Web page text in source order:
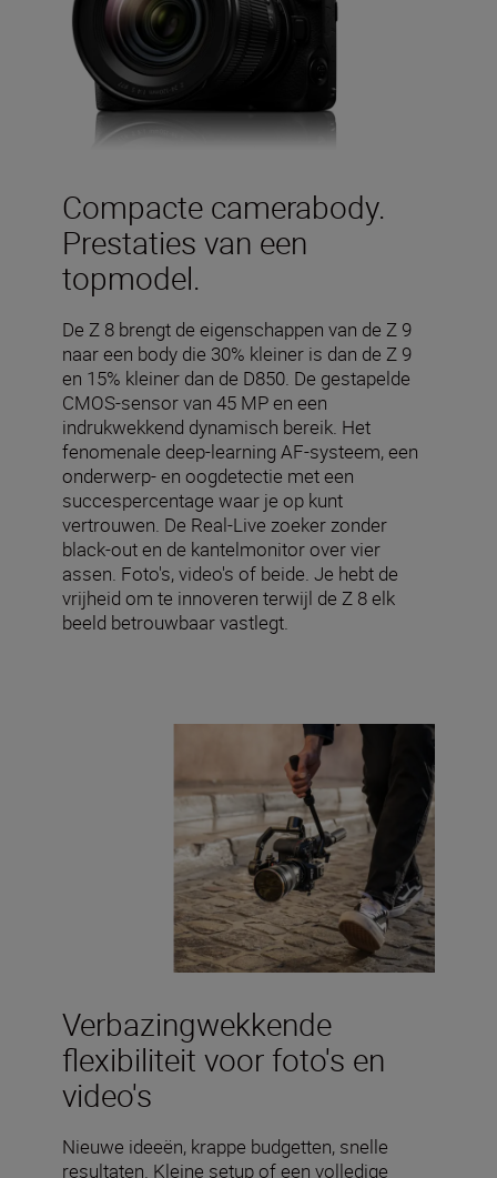
Compacte camerabody.
Prestaties van een
topmodel.
De Z 8 brengt de eigenschappen van de Z 9
naar een body die 30% kleiner is dan de Z 9
en 15% kleiner dan de D850. De gestapelde
CMOS-sensor van 45 MP en een
indrukwekkend dynamisch bereik. Het
fenomenale deep-learning AF-systeem, een
onderwerp- en oogdetectie met een
succespercentage waar je op kunt
vertrouwen. De Real-Live zoeker zonder
black-out en de kantelmonitor over vier
assen. Foto's, video's of beide. Je hebt de
vrijheid om te innoveren terwijl de Z 8 elk
beeld betrouwbaar vastlegt.
Verbazingwekkende
flexibiliteit voor foto's en
video's
Nieuwe ideeën, krappe budgetten, snelle
resultaten. Kleine setup of een volledige